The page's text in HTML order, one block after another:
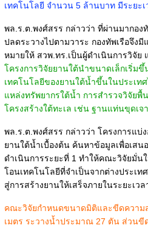
เทคโนโลยี จำนวน 5 ล้านบาท มีระยะ
พล.ร.ต.พงศ์สรร กล่าวว่า ที่ผ่านมากอง
ปลดระวางไปตามวาระ กองทัพเรือจึ
หมายให้ สวพ.ทร.เป็นผู้ดำเนินการวิจั
ครงการวิจัยยานใต้นำขนาดเล็กเริ่มขึ้
เทคโนโลยีของยานใต้น้ำขึ้นในประเท
หล่งทรัพยากรใต้น้ำ การสำรวจวิจัยพื้
ครงสร้างใต้ทะเล เช่น ฐานแท่นขุดเจ
พล.ร.ต.พงศ์สรร กล่าวว่า โครงการแบ่
านใต้น้ำเบื้องต้น ค้นหาข้อมูลเพื่อเสน
ดำเนินการระยะที่ 1 ทำให้คณะวิจัยมั่น
อนเทคโนโลยีที่จำเป็นจากต่างประเท
สู่การสร้างยานให้เสร็จภายในระยะเว
คณะวิจัยกำหนดขนาดมิติและขีดความ
เมตร ระวางน้ำประมาณ 27 ตัน ส่วนขี